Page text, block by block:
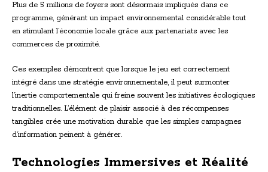
Plus de 5 millions de foyers sont désormais impliqués dans ce
programme, générant un impact environnemental considérable tout
en stimulant l’économie locale grâce aux partenariats avec les
commerces de proximité.
Ces exemples démontrent que lorsque le jeu est correctement
intégré dans une stratégie environnementale, il peut surmonter
l’inertie comportementale qui freine souvent les initiatives écologiques
traditionnelles. L’élément de plaisir associé à des récompenses
tangibles crée une motivation durable que les simples campagnes
d’information peinent à générer.
Technologies Immersives et Réalité